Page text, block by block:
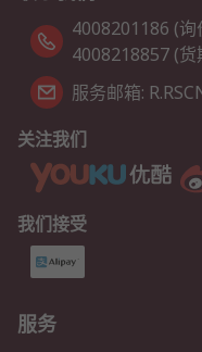
4008201186 (询
4008218857 (
服务邮箱:
关注我们
我们接受
服务